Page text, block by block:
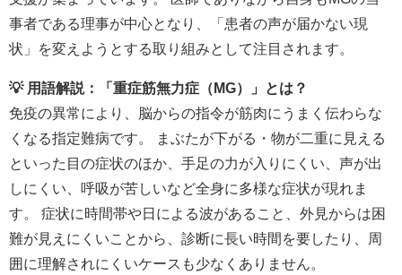
事者である理事が中心となり、「患者の声が届かない現
状」を変えようとする取り組みとして注目されます。
💡 用語解説：「重症筋無力症（MG）」とは？
免疫の異常により、脳からの指令が筋肉にうまく伝わらな
くなる指定難病です。 まぶたが下がる・物が二重に見える
といった目の症状のほか、手足の力が入りにくい、声が出
しにくい、呼吸が苦しいなど全身に多様な症状が現れま
す。 症状に時間帯や日による波があること、外見からは困
難が見えにくいことから、診断に長い時間を要したり、周
囲に理解されにくいケースも少なくありません。